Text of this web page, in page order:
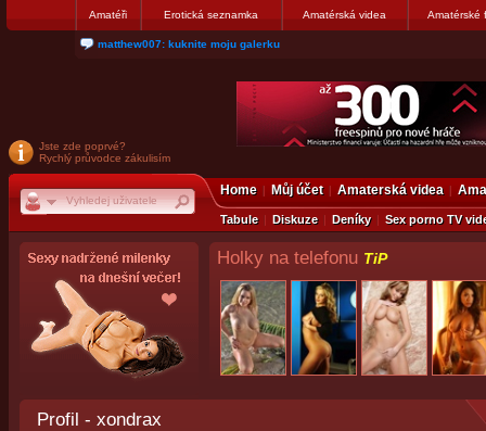
Amatéři Erotická seznamka Amatérská videa Amatérské
nanosekunda187: Hanka servis Praha Bulharská 10, tel:775674237
Jste zde poprvé?
Rychlý průvodce zákulisím
Home Můj účet Amaterská videa
Tabule Diskuze Deníky Sex porno TV
Holky na telefonu TiP
Profil - xondrax